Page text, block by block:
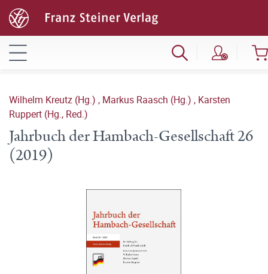
Wilhelm Kreutz (Hg.) , Markus Raasch (Hg.) , Karsten
Ruppert (Hg., Red.)
Jahrbuch der Hambach-Gesellschaft 26
(2019)